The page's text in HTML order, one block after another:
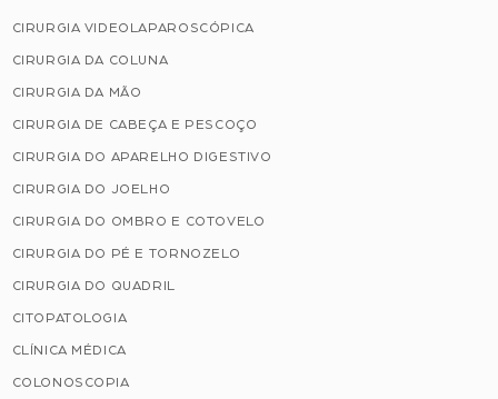
CIRURGIA VIDEOLAPAROSCÓPICA
CIRURGIA DA COLUNA
CIRURGIA DA MÃO
CIRURGIA DE CABEÇA E PESCOÇO
CIRURGIA DO APARELHO DIGESTIVO
CIRURGIA DO JOELHO
CIRURGIA DO OMBRO E COTOVELO
CIRURGIA DO PÉ E TORNOZELO
CIRURGIA DO QUADRIL
CITOPATOLOGIA
CLÍNICA MÉDICA
COLONOSCOPIA